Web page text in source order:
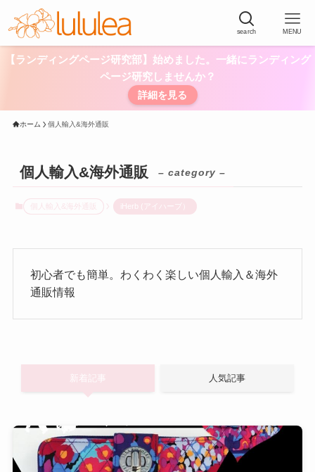
search MENU
【ランディングページ研究部】始めました。一緒にランディング
ページ研究しませんか？
詳細を見る
ホーム 個人輸入&海外通販
個人輸入&海外通販 – category –
個人輸入&海外通販 iHerb (アイハーブ）
初心者でも簡単。わくわく楽しい個人輸入＆海外
通販情報
新着記事 人気記事